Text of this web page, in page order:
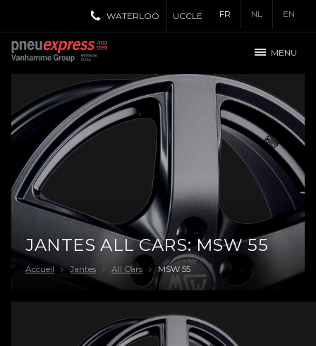
FR NL EN
WATERLOO UCCLE
MENU
JANTES ALL CARS: MSW 55
Accueil Jantes All Cars MSW 55